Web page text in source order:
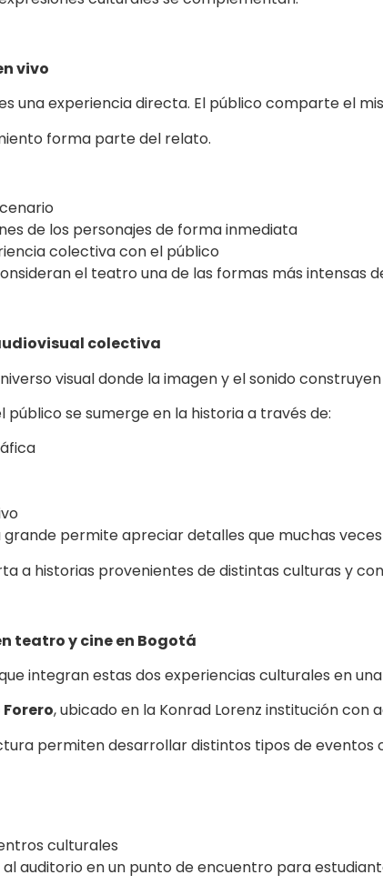
vivo
una experiencia directa. El público comparte el
forma parte del relato.
de los personajes de forma inmediata
colectiva con el público
el teatro una de las formas más intensas
colectiva
visual donde la imagen y el sonido
público se sumerge en la historia a través de:
permite apreciar detalles que muchas
a historias provenientes de distintas culturas y
teatro y cine en Bogotá
integran estas dos experiencias culturales en
, ubicado en la Konrad Lorenz institución con
permiten desarrollar distintos tipos de eventos
culturales
auditorio en un punto de encuentro para